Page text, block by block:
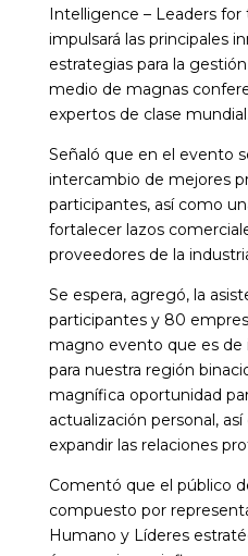
Intelligence – Leaders for
impulsará las principales
estrategias para la
medio de magnas
expertos de clase mundial.
Señaló que en el evento
intercambio de mejores
participantes, así como
fortalecer lazos
proveedores de la
Se espera, agregó, la
participantes y 80
magno evento que es
para nuestra región
magnífica oportunidad
actualización personal,
expandir las relaciones
Comentó que el público
compuesto por
Humano y Líderes